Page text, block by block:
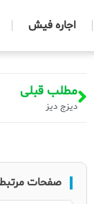
اجاره فیش
مطلب قبلی
دیزج دیز
صفحات